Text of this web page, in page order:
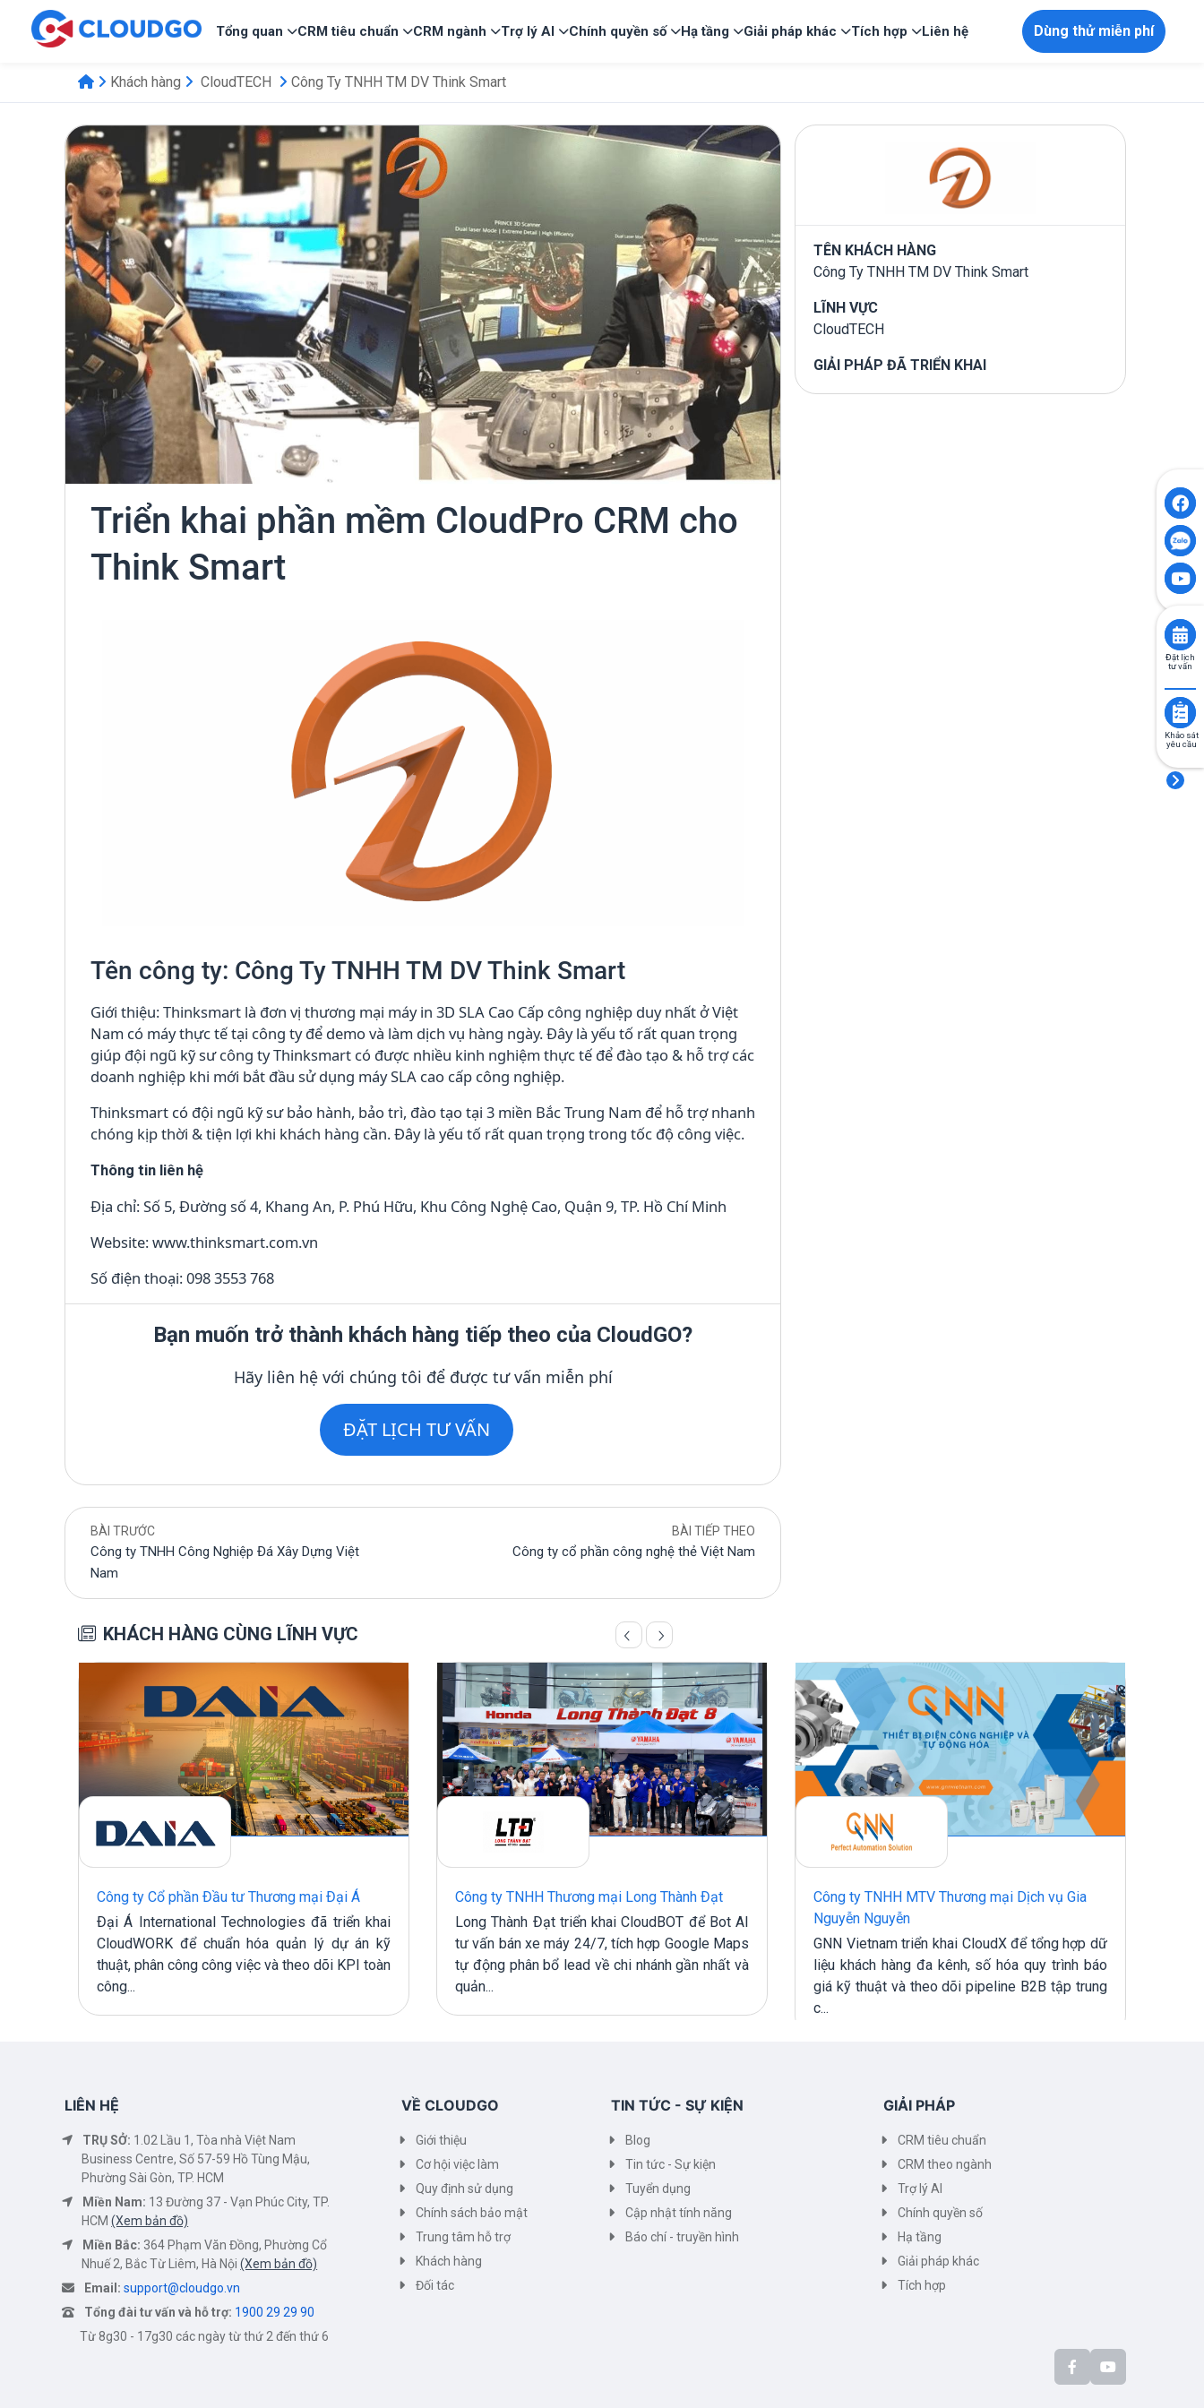
Tổng quan CRM tiêu chuẩn CRM ngành Trợ lý AI Chính quyền số Hạ tầng Giải pháp khác Tích hợp Liên hệ Dùng thử miễn phí
Khách hàng CloudTECH Công Ty TNHH TM DV Think Smart
Triển khai phần mềm CloudPro CRM cho
Think Smart
Tên công ty: Công Ty TNHH TM DV Think Smart
Giới thiệu: Thinksmart là đơn vị thương mại máy in 3D SLA Cao Cấp công nghiệp duy nhất ở Việt
Nam có máy thực tế tại công ty để demo và làm dịch vụ hàng ngày. Đây là yếu tố rất quan trọng
giúp đội ngũ kỹ sư công ty Thinksmart có được nhiều kinh nghiệm thực tế để đào tạo & hỗ trợ các
doanh nghiệp khi mới bắt đầu sử dụng máy SLA cao cấp công nghiệp.
Thinksmart có đội ngũ kỹ sư bảo hành, bảo trì, đào tạo tại 3 miền Bắc Trung Nam để hỗ trợ nhanh
chóng kịp thời & tiện lợi khi khách hàng cần. Đây là yếu tố rất quan trọng trong tốc độ công việc.
Thông tin liên hệ
Địa chỉ: Số 5, Đường số 4, Khang An, P. Phú Hữu, Khu Công Nghệ Cao, Quận 9, TP. Hồ Chí Minh
Website: www.thinksmart.com.vn
Số điện thoại: 098 3553 768
Bạn muốn trở thành khách hàng tiếp theo của CloudGO?
Hãy liên hệ với chúng tôi để được tư vấn miễn phí
ĐẶT LỊCH TƯ VẤN
BÀI TRƯỚC
Công ty TNHH Công Nghiệp Đá Xây Dựng Việt
Nam
BÀI TIẾP THEO
Công ty cổ phần công nghệ thẻ Việt Nam
TÊN KHÁCH HÀNG
Công Ty TNHH TM DV Think Smart
LĨNH VỰC
CloudTECH
GIẢI PHÁP ĐÃ TRIỂN KHAI
KHÁCH HÀNG CÙNG LĨNH VỰC
Công ty Cổ phần Đầu tư Thương mại Đại Á
Đại Á International Technologies đã triển khai
CloudWORK để chuẩn hóa quản lý dự án kỹ
thuật, phân công công việc và theo dõi KPI toàn
công...
Công ty TNHH Thương mại Long Thành Đạt
Long Thành Đạt triển khai CloudBOT để Bot AI
tư vấn bán xe máy 24/7, tích hợp Google Maps
tự động phân bổ lead về chi nhánh gần nhất và
quản...
Công ty TNHH MTV Thương mại Dịch vụ Gia
Nguyễn Nguyễn
GNN Vietnam triển khai CloudX để tổng hợp dữ
liệu khách hàng đa kênh, số hóa quy trình báo
giá kỹ thuật và theo dõi pipeline B2B tập trung
c...
Đặt lịch
tư vấn
Khảo sát
yêu cầu
LIÊN HỆ
TRỤ SỞ: 1.02 Lầu 1, Tòa nhà Việt Nam
Business Centre, Số 57-59 Hồ Tùng Mậu,
Phường Sài Gòn, TP. HCM
Miền Nam: 13 Đường 37 - Vạn Phúc City, TP.
HCM(Xem bản đồ)
Miền Bắc: 364 Phạm Văn Đồng, Phường Cổ
Nhuế 2, Bắc Từ Liêm, Hà Nội(Xem bản đồ)
Email: support@cloudgo.vn
Tổng đài tư vấn và hỗ trợ: 1900 29 29 90
Từ 8g30 - 17g30 các ngày từ thứ 2 đến thứ 6
VỀ CLOUDGO
Giới thiệu
Cơ hội việc làm
Quy định sử dụng
Chính sách bảo mật
Trung tâm hỗ trợ
Khách hàng
Đối tác
TIN TỨC - SỰ KIỆN
Blog
Tin tức - Sự kiện
Tuyển dụng
Cập nhật tính năng
Báo chí - truyền hình
GIẢI PHÁP
CRM tiêu chuẩn
CRM theo ngành
Trợ lý AI
Chính quyền số
Hạ tầng
Giải pháp khác
Tích hợp